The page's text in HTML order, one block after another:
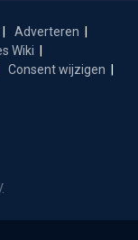
Adverteren
Wiki
Consent wijzigen